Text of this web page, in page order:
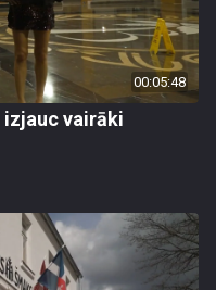
00:05:48
izjauc vairāki